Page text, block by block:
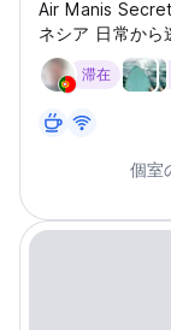
Air Manis
ネシア 日常か
ンの隠れた宝石
い思い出を求め
から数分の場所
つろぎ、地元の
さわやかな海風
マトラ最高のサ
滞在
個室